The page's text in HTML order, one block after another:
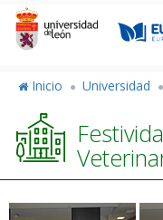
Pasar
contenido
Inicio Universidad